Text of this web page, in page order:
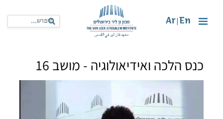
En
Ar
כנס הלכה ואידיאולוגיה - מושב 16